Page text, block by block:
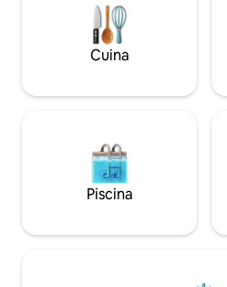
televisor intel·ligent 55nch,DSTV,
size», llit «queen size» i rentadora. Fàcil
accés al districte financer de
a només 5 minuts en cotxe de
importants.
Cuina
Piscina